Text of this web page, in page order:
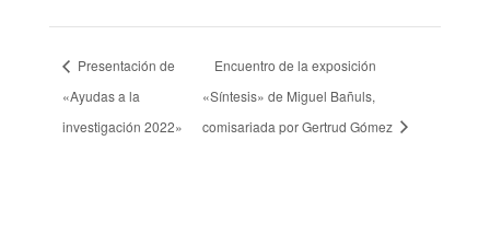
Presentación de
«Ayudas a la
investigación 2022»
Encuentro de la exposición
«Síntesis» de Miguel Bañuls,
comisariada por Gertrud Gómez